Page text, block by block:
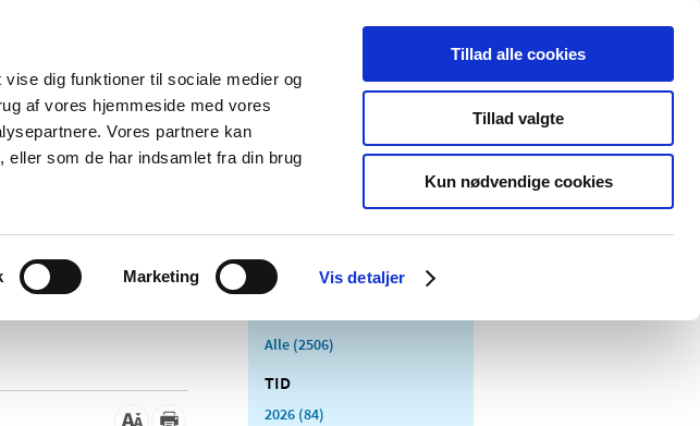
dig funktioner til sociale medier og
af vores hjemmeside med vores
Vores partnere kan
eller som de har indsamlet fra din brug
Marketing Vis detaljer
Tillad alle cookies
Tillad valgte
Kun nødvendige cookies
Om os Kontakt Udgivelser
Apoteker og salg af
Medicinsk
Særlige
produktområder
Alle (2506)
TID
2026 (84)